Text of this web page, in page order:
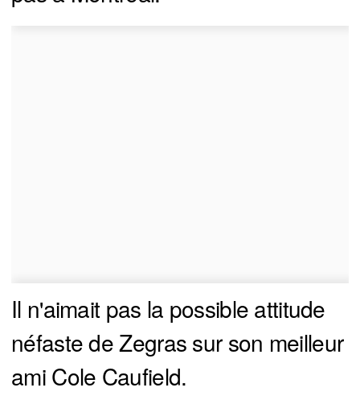
Il n'aimait pas la possible attitude
néfaste de Zegras sur son meilleur
ami Cole Caufield.